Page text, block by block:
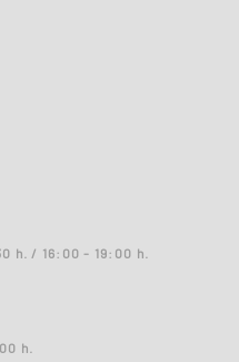
h. / 16:00 - 19:00 h.
h.